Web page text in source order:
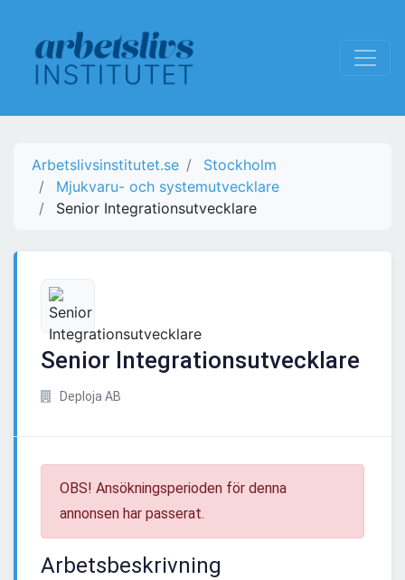
Arbetslivsinstitutet.se
Stockholm
Mjukvaru- och systemutvecklare
Senior Integrationsutvecklare
Senior Integrationsutvecklare
Deploja AB
OBS! Ansökningsperioden för denna
annonsen har passerat.
Arbetsbeskrivning